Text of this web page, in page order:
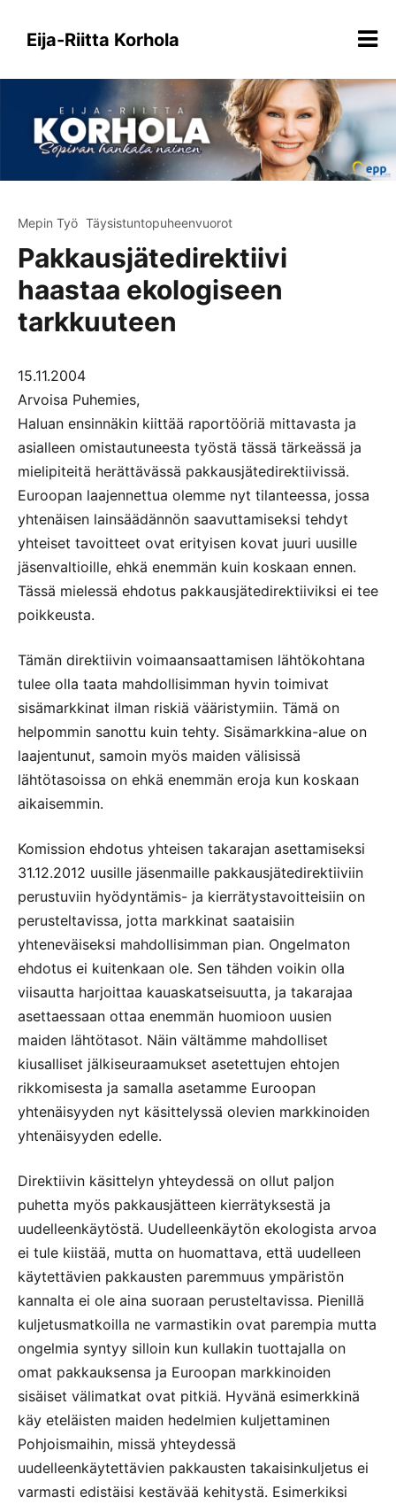
sisältöönEija-Riitta Korhola
Mepin Työ Täysistuntopuheenvuorot
Pakkausjätedirektiivi
haastaa ekologiseen
tarkkuuteen
15.11.2004
Arvoisa Puhemies,
Haluan ensinnäkin kiittää raportööriä mittavasta ja
asialleen omistautuneesta työstä tässä tärkeässä ja
mielipiteitä herättävässä pakkausjätedirektiivissä.
Euroopan laajennettua olemme nyt tilanteessa, jossa
yhtenäisen lainsäädännön saavuttamiseksi tehdyt
yhteiset tavoitteet ovat erityisen kovat juuri uusille
jäsenvaltioille, ehkä enemmän kuin koskaan ennen.
Tässä mielessä ehdotus pakkausjätedirektiiviksi ei tee
poikkeusta.
Tämän direktiivin voimaansaattamisen lähtökohtana
tulee olla taata mahdollisimman hyvin toimivat
sisämarkkinat ilman riskiä vääristymiin. Tämä on
helpommin sanottu kuin tehty. Sisämarkkina-alue on
laajentunut, samoin myös maiden välisissä
lähtötasoissa on ehkä enemmän eroja kun koskaan
aikaisemmin.
Komission ehdotus yhteisen takarajan asettamiseksi
31.12.2012 uusille jäsenmaille pakkausjätedirektiiviin
perustuviin hyödyntämis- ja kierrätystavoitteisiin on
perusteltavissa, jotta markkinat saataisiin
yhteneväiseksi mahdollisimman pian. Ongelmaton
ehdotus ei kuitenkaan ole. Sen tähden voikin olla
viisautta harjoittaa kauaskatseisuutta, ja takarajaa
asettaessaan ottaa enemmän huomioon uusien
maiden lähtötasot. Näin vältämme mahdolliset
kiusalliset jälkiseuraamukset asetettujen ehtojen
rikkomisesta ja samalla asetamme Euroopan
yhtenäisyyden nyt käsittelyssä olevien markkinoiden
yhtenäisyyden edelle.
Direktiivin käsittelyn yhteydessä on ollut paljon
puhetta myös pakkausjätteen kierrätyksestä ja
uudelleenkäytöstä. Uudelleenkäytön ekologista arvoa
ei tule kiistää, mutta on huomattava, että uudelleen
käytettävien pakkausten paremmuus ympäristön
kannalta ei ole aina suoraan perusteltavissa. Pienillä
kuljetusmatkoilla ne varmastikin ovat parempia mutta
ongelmia syntyy silloin kun kullakin tuottajalla on
omat pakkauksensa ja Euroopan markkinoiden
sisäiset välimatkat ovat pitkiä. Hyvänä esimerkkinä
käy eteläisten maiden hedelmien kuljettaminen
Pohjoismaihin, missä yhteydessä
uudelleenkäytettävien pakkausten takaisinkuljetus ei
varmasti edistäisi kestävää kehitystä. Esimerkiksi